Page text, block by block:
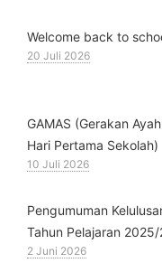
Welcome back to
20 Juli 2026
GAMAS (Gerakan
Hari Pertama Sekolah)
10 Juli 2026
Pengumuman
Tahun Pelajaran
2 Juni 2026